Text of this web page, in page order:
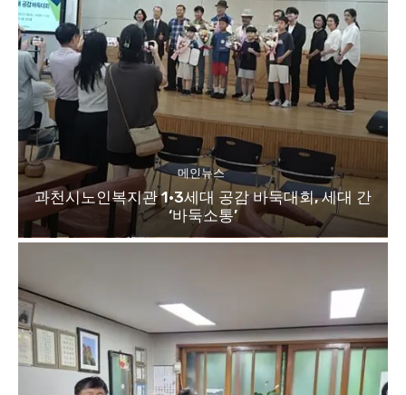
메인뉴스
과천시노인복지관 1·3세대 공감 바둑대회, 세대 간
‘바둑소통’